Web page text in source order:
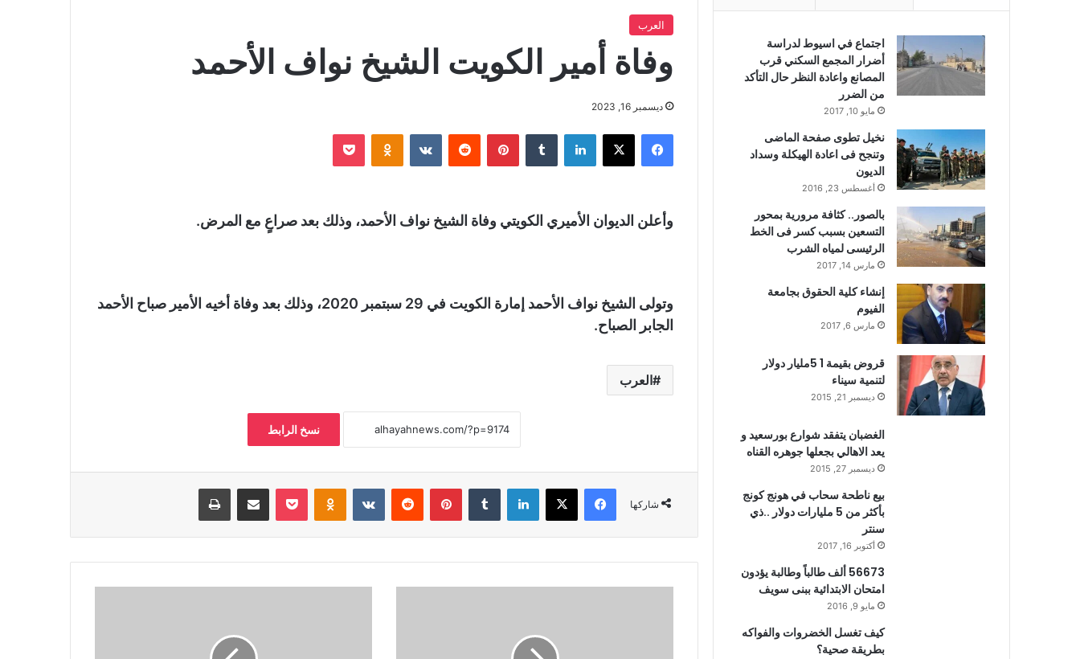
العرب
وفاة أمير الكويت الشيخ نواف الأحمد
ديسمبر 16, 2023
فيسبوك لينكدإن بينتيريست
وأعلن الديوان الأميري الكويتي وفاة الشيخ نواف الأحمد، وذلك بعد صراعٍ مع المرض.
وتولى الشيخ نواف الأحمد إمارة الكويت في 29 سبتمبر 2020، وذلك بعد وفاة أخيه الأمير صباح الأحمد
الجابر الصباح.
العرب
نسخ الرابط
شاركها
فيسبوك لينكدإن بينتيريست بوكيت
اجتماع في اسيوط لدراسة
أضرار المجمع السكني قرب
المصانع واعادة النظر حال التأكد
من الضرر
مايو 10, 2017
نخيل تطوى صفحة الماضى
وتنجح فى اعادة الهيكلة وسداد
الديون
أغسطس 23, 2016
بالصور.. كثافة مرورية بمحور
التسعين بسبب كسر فى الخط
الرئيسى لمياه الشرب
مارس 14, 2017
إنشاء كلية الحقوق بجامعة
الفيوم
مارس 6, 2017
قروض بقيمة 1 5مليار دولار
لتنمية سيناء
ديسمبر 21, 2015
الغضبان يتفقد شوارع بورسعيد و
يعد الاهالي بجعلها جوهره القناه
ديسمبر 27, 2015
بيع ناطحة سحاب في هونج كونج
بأكثر من 5 مليارات دولار ..ذي
سنتر
أكتوبر 16, 2017
56673 ألف طالباً وطالبة يؤدون
امتحان الابتدائية ببنى سويف
مايو 9, 2016
كيف تغسل الخضروات والفواكه
بطريقة صحية؟